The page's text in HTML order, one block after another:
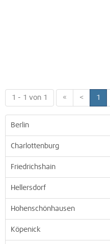
1 - 1 von 1 « < 1
Berlin
Charlottenburg
Friedrichshain
Hellersdorf
Hohenschönhausen
Köpenick